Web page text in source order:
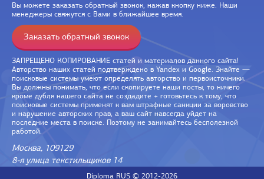
Вы можете заказать обратный звонок, нажав кнопку ниже. Наши
менеджеры свяжутся с Вами в ближайшее время.
Заказать обратный звонок
ЗАПРЕЩЕНО КОПИРОВАНИЕ статей и материалов данного сайта!
Авторство наших статей подтверждено в Yandex и Google. Знайте —
поисковые системы умеют определять авторство и первоисточники.
Вы должны понимать, что если скопируете наши посты, то ничего
кроме дубля нашего сайта не создадите + готовьтесь к тому, что
поисковые системы применят к вам штрафные санкции за воровство
и нарушение авторских прав, а ваш сайт навсегда уйдет на
последние места в поиске. Поэтому не занимайтесь бесполезной
работой.
Москва, 109129
8-я улица текстильщиков 14
Diploma RUS © 2012-2026